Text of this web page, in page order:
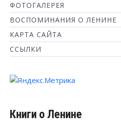
ФОТОГАЛЕРЕЯ
ВОСПОМИНАНИЯ О ЛЕНИНЕ
КАРТА САЙТА
ССЫЛКИ
Книги о Ленине